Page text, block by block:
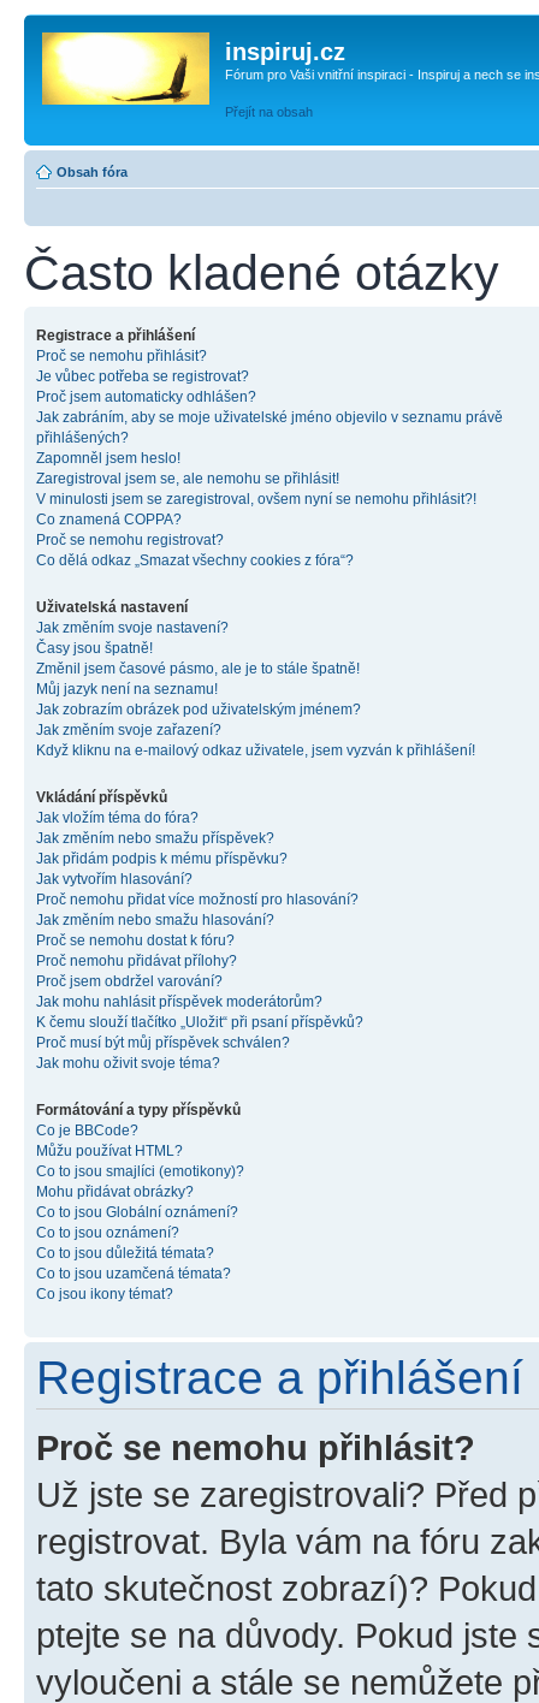
inspiruj.cz
Fórum pro Vaši vnitřní inspiraci - Inspiruj a nech se
Přejít na obsah
Obsah fóra
Často kladené otázky
Registrace a přihlášení
Proč se nemohu přihlásit?
Je vůbec potřeba se registrovat?
Proč jsem automaticky odhlášen?
Jak zabráním, aby se moje uživatelské jméno objevilo v seznamu právě
přihlášených?
Zapomněl jsem heslo!
Zaregistroval jsem se, ale nemohu se přihlásit!
V minulosti jsem se zaregistroval, ovšem nyní se nemohu přihlásit?!
Co znamená COPPA?
Proč se nemohu registrovat?
Co dělá odkaz „Smazat všechny cookies z fóra“?
Uživatelská nastavení
Jak změním svoje nastavení?
Časy jsou špatně!
Změnil jsem časové pásmo, ale je to stále špatně!
Můj jazyk není na seznamu!
Jak zobrazím obrázek pod uživatelským jménem?
Jak změním svoje zařazení?
Když kliknu na e-mailový odkaz uživatele, jsem vyzván k přihlášení!
Vkládání příspěvků
Jak vložím téma do fóra?
Jak změním nebo smažu příspěvek?
Jak přidám podpis k mému příspěvku?
Jak vytvořím hlasování?
Proč nemohu přidat více možností pro hlasování?
Jak změním nebo smažu hlasování?
Proč se nemohu dostat k fóru?
Proč nemohu přidávat přílohy?
Proč jsem obdržel varování?
Jak mohu nahlásit příspěvek moderátorům?
K čemu slouží tlačítko „Uložit“ při psaní příspěvků?
Proč musí být můj příspěvek schválen?
Jak mohu oživit svoje téma?
Formátování a typy příspěvků
Co je BBCode?
Můžu používat HTML?
Co to jsou smajlíci (emotikony)?
Mohu přidávat obrázky?
Co to jsou Globální oznámení?
Co to jsou oznámení?
Co to jsou důležitá témata?
Co to jsou uzamčená témata?
Co jsou ikony témat?
Registrace a přihlášení
Proč se nemohu přihlásit?
Už jste se zaregistrovali? Před
registrovat. Byla vám na fóru
tato skutečnost zobrazí)?
ptejte se na důvody. Pokud jste
vyloučeni a stále se nemůžete